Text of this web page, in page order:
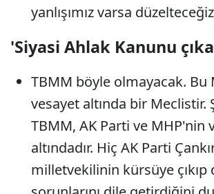
yanlışımız varsa
'Siyasi Ahlak Kanunu
TBMM böyle olmayacak. Bu
vesayet altında bir Meclistir.
TBMM, AK Parti ve MHP'nin
altındadır. Hiç AK Parti
milletvekilinin kürsüye çıkıp